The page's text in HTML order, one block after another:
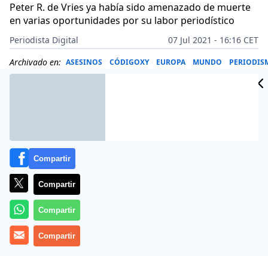
Peter R. de Vries ya había sido amenazado de muerte
en varias oportunidades por su labor periodístico
Periodista Digital
07 Jul 2021 - 16:16 CET
Archivado en: ASESINOS CÓDIGOXY EUROPA MUNDO
Compartir
Compartir
Compartir
Compartir